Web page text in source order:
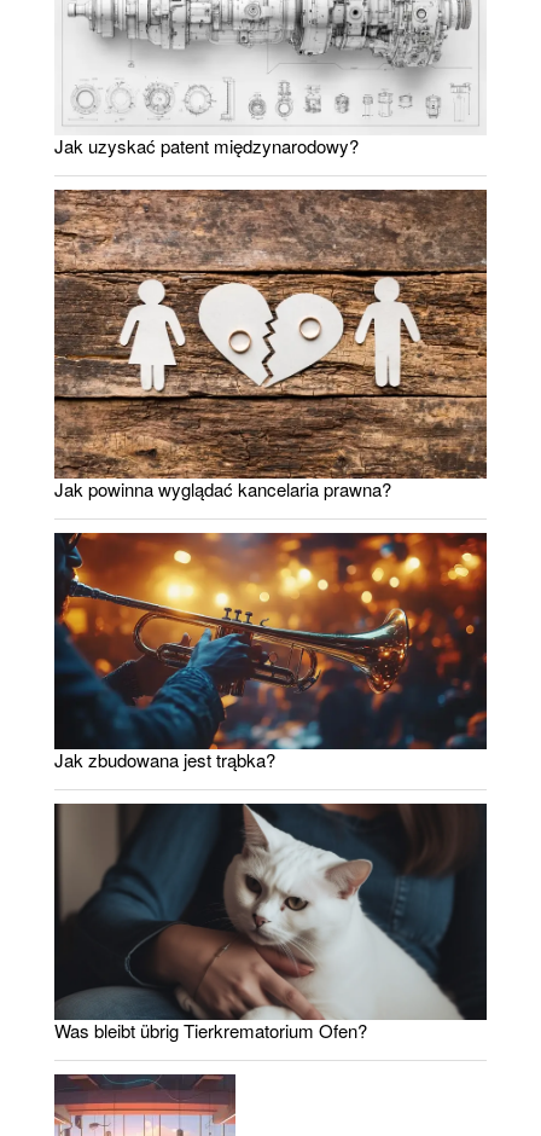
Jak uzyskać patent międzynarodowy?
Jak powinna wyglądać kancelaria prawna?
Jak zbudowana jest trąbka?
Was bleibt übrig Tierkrematorium Ofen?